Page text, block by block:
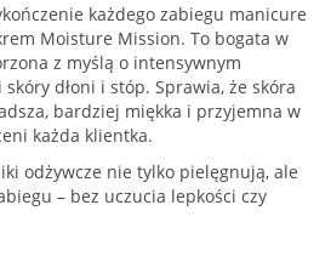
każdego zabiegu manicure
Moisture Mission. To bogata w
z myślą o intensywnym
dłoni i stóp. Sprawia, że skóra
bardziej miękka i przyjemna w
każda klientka.
odżywcze nie tylko pielęgnują, ale
– bez uczucia lepkości czy